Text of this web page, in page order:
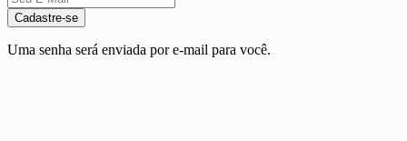
Cadastre-se
Uma senha será enviada por e-mail para você.